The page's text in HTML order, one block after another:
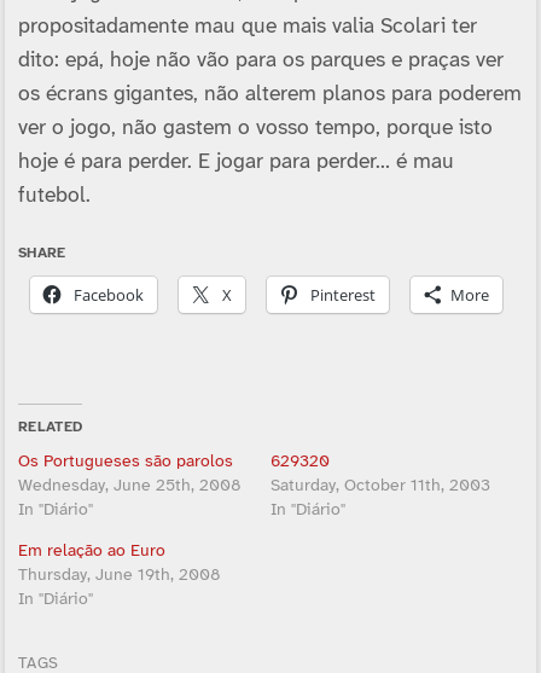
propositadamente mau que mais valia Scolari ter
dito: epá, hoje não vão para os parques e praças ver
os écrans gigantes, não alterem planos para poderem
ver o jogo, não gastem o vosso tempo, porque isto
hoje é para perder. E jogar para perder… é mau
futebol.
SHARE
Facebook X Pinterest More
RELATED
Os Portugueses são parolos
Wednesday, June 25th, 2008
In "Diário"
629320
Saturday, October 11th, 2003
In "Diário"
Em relação ao Euro
Thursday, June 19th, 2008
In "Diário"
TAGS